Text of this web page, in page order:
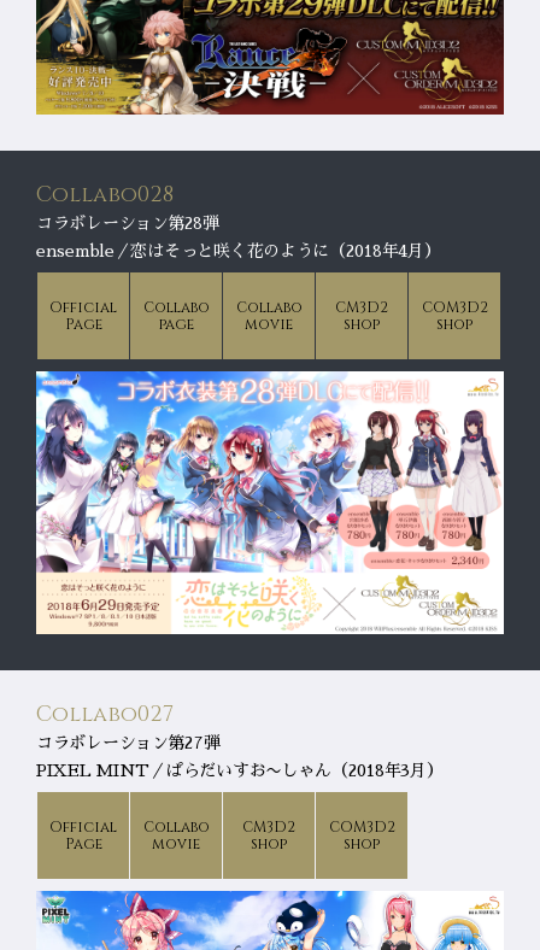
Collabo028
コラボレーション第28弾
ensemble／恋はそっと咲く花のように（2018年4月）
Official
Page
Collabo
page
Collabo
movie
CM3D2
shop
COM3D2
shop
Collabo027
コラボレーション第27弾
PIXEL MINT／ぱらだいすお〜しゃん（2018年3月）
Official
Page
Collabo
movie
CM3D2
shop
COM3D2
shop